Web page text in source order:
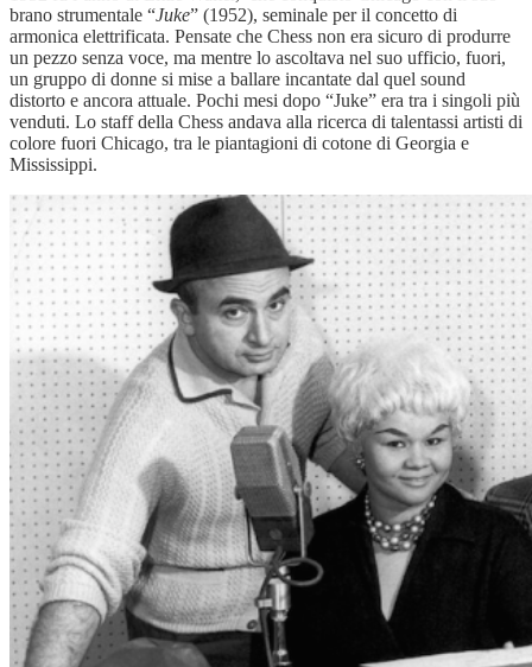
brano strumentale “Juke” (1952), seminale per il concetto di
armonica elettrificata. Pensate che Chess non era sicuro di produrre
un pezzo senza voce, ma mentre lo ascoltava nel suo ufficio, fuori,
un gruppo di donne si mise a ballare incantate dal quel sound
distorto e ancora attuale. Pochi mesi dopo “Juke” era tra i singoli più
venduti. Lo staff della Chess andava alla ricerca di talentassi artisti di
colore fuori Chicago, tra le piantagioni di cotone di Georgia e
Mississippi.